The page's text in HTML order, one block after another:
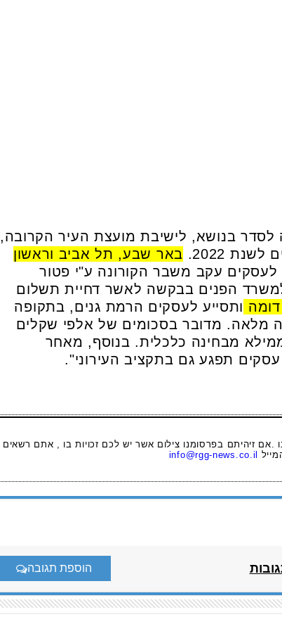
בנושא, לישיבת מועצת העיר הקרובה,
2022.
באר שבע, תל אביב וראשון
לעסקים עקב משבר הקורונה ע"י פטור
הפנים בבקשה לאשר דחיית תשלום
ותסייע לעסקים הרמת גנים, בתקופה
מלאה. מדובר בסכומים של אלפי שקלים
מבחינה כלכלית. בנוסף, מאחר
תפגע גם בתקציב העירוני".
.אם זיהיתם בפרסומנו צילום אשר יש לכם זכויות בו , אתם רשאים
info@rgg-news.co.il
הוספת תגובה